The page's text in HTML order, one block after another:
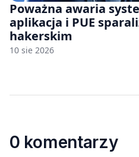
Poważna awaria
aplikacja i PUE
hakerskim
10 sie 2026
0 komentarzy